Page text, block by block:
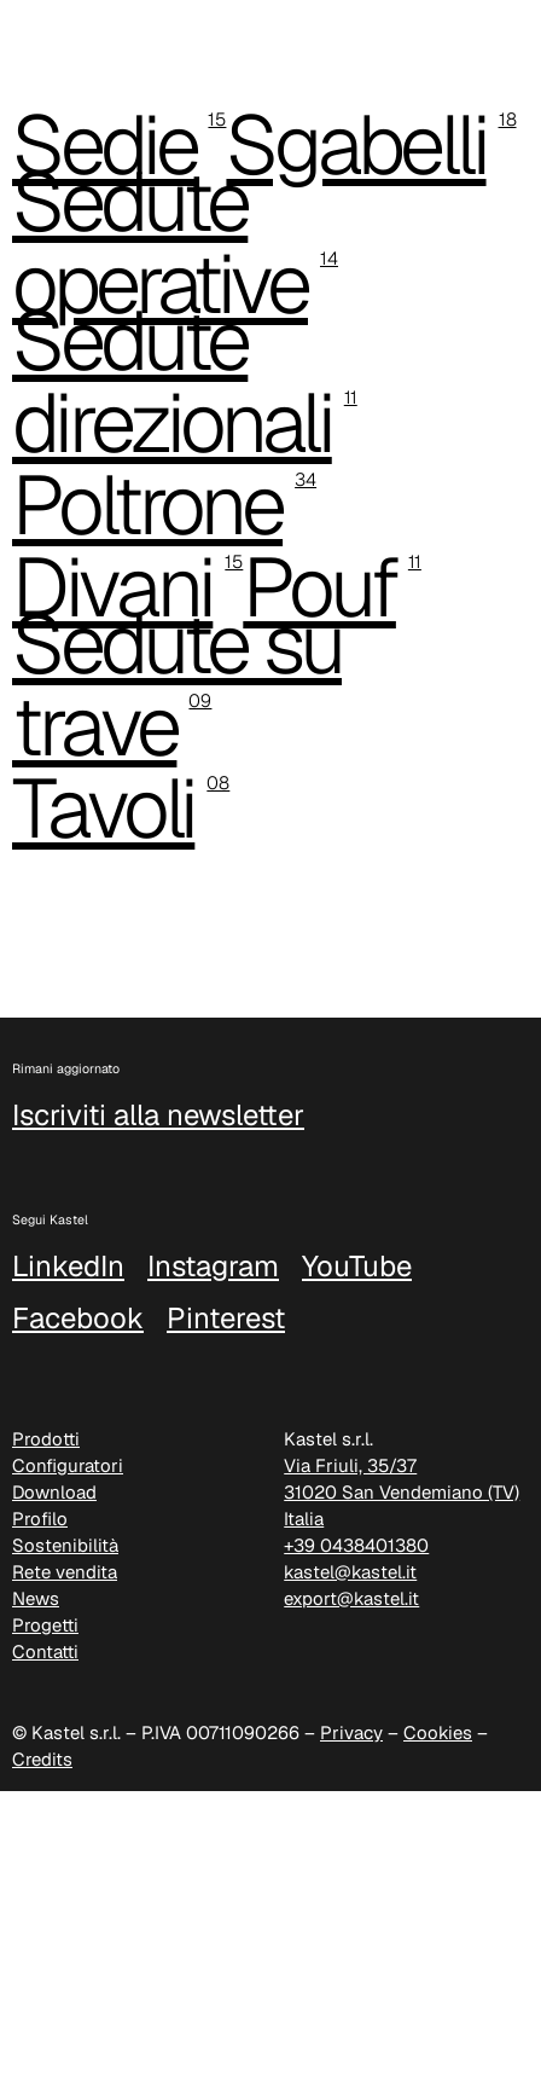
C 386
C 38P
C 38A
C 38H
C 388
Xtreme (Cat. C - Tessuto)
C 335
C 349
C 333
C 338
C 340
Sedie 15Sgabelli 18
Sedute
operative 14
Sedute
direzionali 11
Poltrone 34
Divani 15Pouf 11
Sedute su
trave 09
Tavoli 08
Rimani aggiornato
Iscriviti alla newsletter
Segui Kastel
LinkedIn Instagram
YouTube
Facebook
Pinterest
Prodotti
Configuratori
Download
Profilo
Sostenibilità
Rete vendita
News
Progetti
Contatti
Kastel s.r.l.
Via Friuli, 35/37
31020 San Vendemiano (TV)
Italia
+39 0438401380
kastel@kastel.it
export@kastel.it
© Kastel s.r.l. – P.IVA 00711090266 – Privacy – Cookies –
Credits